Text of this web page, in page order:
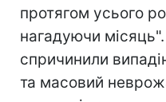
протягом усього
нагадуючи місяць".
спричинили
та масовий